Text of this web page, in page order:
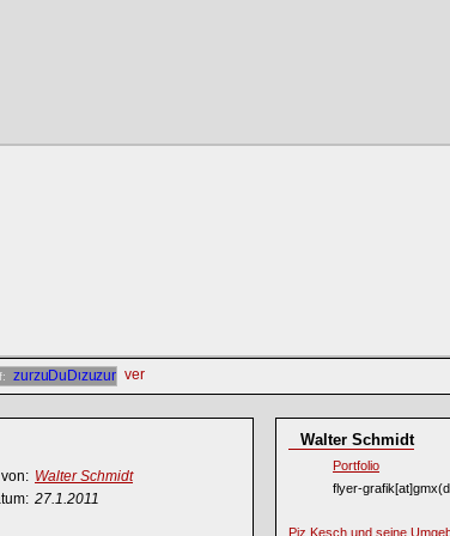
Walter Schmidt
27.1.2011
Walter Schmidt
Portfolio
flyer-
Piz Kesch und seine